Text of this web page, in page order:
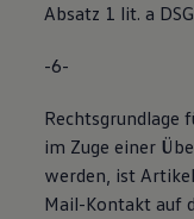
Absatz 1 lit. a
-6-
Rechtsgrundlage
im Zuge einer
werden, ist
Mail-Kontakt auf